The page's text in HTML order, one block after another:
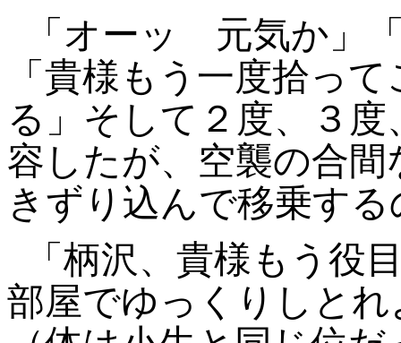
「オーッ
元気か」
「貴様もう一度拾っ
る」そして２度、３
容したが、空襲の合
きずり込んで移乗す
「柄沢、貴様もう役
部屋でゆっくりしと